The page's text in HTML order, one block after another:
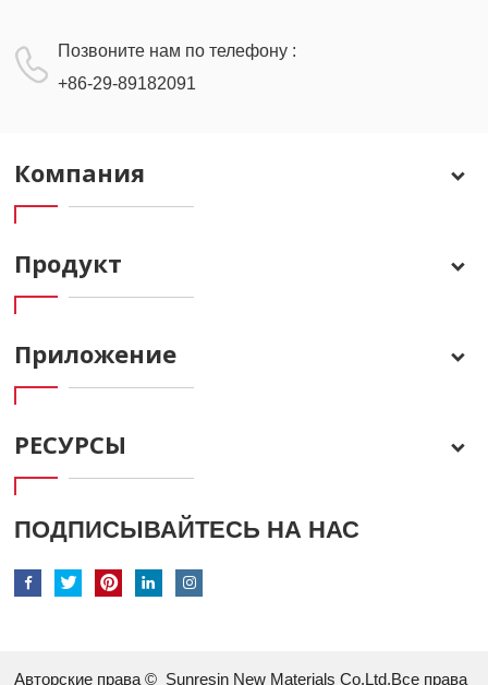
Позвоните нам по телефону :
+86-29-89182091
Компания
Продукт
Приложение
РЕСУРСЫ
ПОДПИСЫВАЙТЕСЬ НА НАС
Авторские права © Sunresin New Materials Co.Ltd.Все права